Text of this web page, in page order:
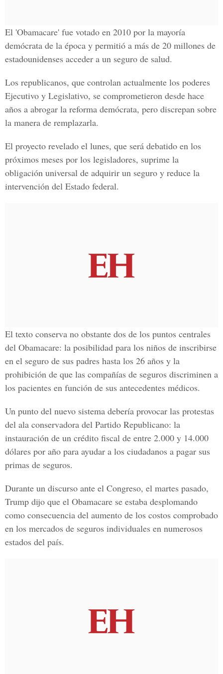
El 'Obamacare' fue votado en 2010 por la mayoría
demócrata de la época y permitió a más de 20 millones de
estadounidenses acceder a un seguro de salud.
Los republicanos, que controlan actualmente los poderes
Ejecutivo y Legislativo, se comprometieron desde hace
años a abrogar la reforma demócrata, pero discrepan sobre
la manera de remplazarla.
El proyecto revelado el lunes, que será debatido en los
próximos meses por los legisladores, suprime la
obligación universal de adquirir un seguro y reduce la
intervención del Estado federal.
El texto conserva no obstante dos de los puntos centrales
del Obamacare: la posibilidad para los niños de inscribirse
en el seguro de sus padres hasta los 26 años y la
prohibición de que las compañías de seguros discriminen a
los pacientes en función de sus antecedentes médicos.
Un punto del nuevo sistema debería provocar las protestas
del ala conservadora del Partido Republicano: la
instauración de un crédito fiscal de entre 2.000 y 14.000
dólares por año para ayudar a los ciudadanos a pagar sus
primas de seguros.
Durante un discurso ante el Congreso, el martes pasado,
Trump dijo que el Obamacare se estaba desplomando
como consecuencia del aumento de los costos comprobado
en los mercados de seguros individuales en numerosos
estados del país.